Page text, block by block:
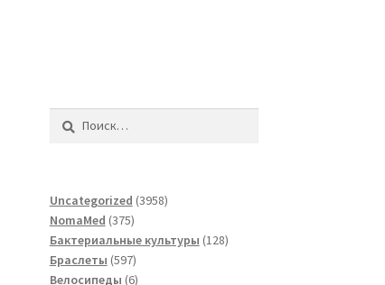
Uncategorized 39583958
NomaMed 375375
товаров
Бактериальные культуры 128128
Браслеты 597597
товаров
Велосипеды 66